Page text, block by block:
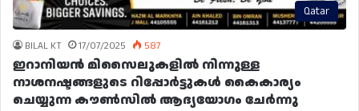
Qatar
BILAL KT 17/07/2025 587
ഇറാനിയൻ മിസൈലുകളിൽ നിന്നുള്ള
നാശനഷ്ടങ്ങളുടെ റിപ്പോർട്ടുകൾ കൈകാര്യം
ചെയ്യുന്ന കൗൺസിൽ ആദ്യയോഗം ചേർന്നു